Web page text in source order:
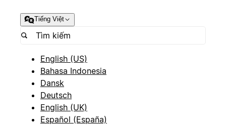
Tiếng Việt
English (US)
Bahasa Indonesia
Dansk
Deutsch
English (UK)
Español (España)